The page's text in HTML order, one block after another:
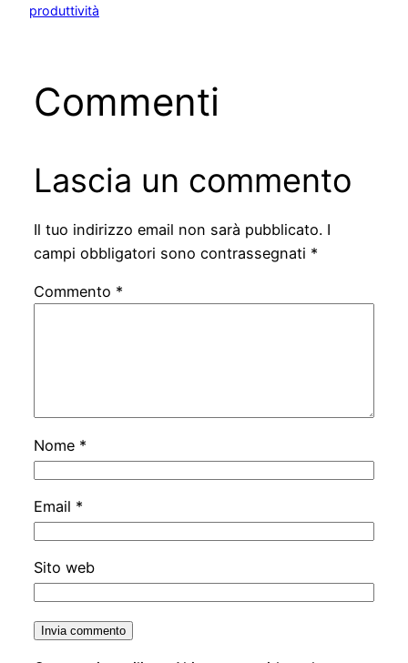
produttività
Commenti
Lascia un commento
Il tuo indirizzo email non sarà pubblicato. I
campi obbligatori sono contrassegnati *
Commento *
Nome *
Email *
Sito web